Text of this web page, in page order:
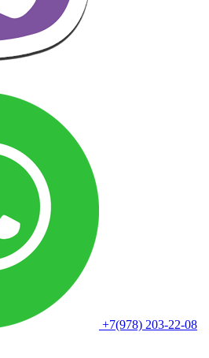
+7(978) 203-22-08